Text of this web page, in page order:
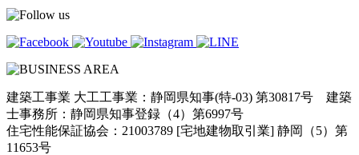
建築工事業 大工工事業：静岡県知事(特-03) 第30817号 建築
士事務所：静岡県知事登録（4）第6997号
住宅性能保証協会：21003789 [宅地建物取引業] 静岡（5）第
11653号